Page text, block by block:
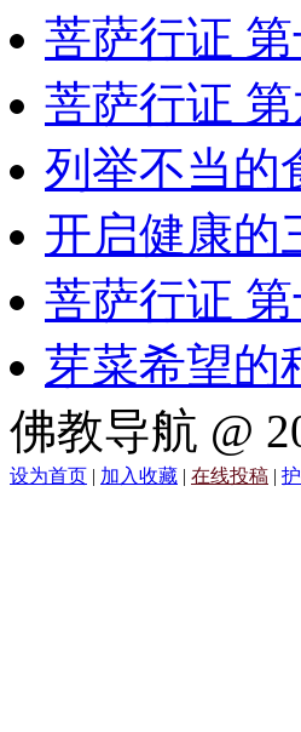
菩萨行证
菩萨行证
列举不当的
开启健康的
菩萨行证
芽菜希望的
佛教导航 @
设为首页 | 加入收藏 | 在线投稿 |